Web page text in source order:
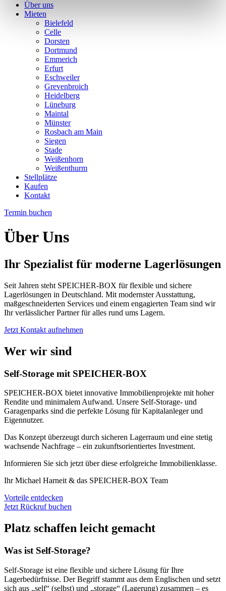
Über uns
Mieten
Bielefeld
Celle
Dorsten
Dortmund
Emmerich
Erfurt
Eschweiler
Grevenbroich
Heidelberg
Lüneburg
Maintal
Münster
Rosbach am Main
Siegen
Stade
Weißenhorn
Weißenthurm
Stellplätze
Kaufen
Kontakt
Termin buchen
Über Uns
Ihr Spezialist für moderne Lagerlösungen
Seit Jahren steht SPEICHER-BOX für flexible und sichere
Lagerlösungen in Deutschland. Mit modernster Ausstattung,
maßgeschneiderten Services und einem engagierten Team sind wir
Ihr verlässlicher Partner für alles rund ums Lagern.
Jetzt Kontakt aufnehmen
Wer wir sind
Self-Storage mit SPEICHER-BOX
SPEICHER-BOX bietet innovative Immobilienprojekte mit hoher
Rendite und minimalem Aufwand. Unsere Self-Storage- und
Garagenparks sind die perfekte Lösung für Kapitalanleger und
Eigennutzer.
Das Konzept überzeugt durch sicheren Lagerraum und eine stetig
wachsende Nachfrage – ein zukunftsorientiertes Investment.
Informieren Sie sich jetzt über diese erfolgreiche Immobilienklasse.
Ihr Michael Harneit & das SPEICHER-BOX Team
Vorteile entdecken
Jetzt Rückruf buchen
Platz schaffen leicht gemacht
Was ist Self-Storage?
Self-Storage ist eine flexible und sichere Lösung für Ihre
Lagerbedürfnisse. Der Begriff stammt aus dem Englischen und setzt
sich aus „self“ (selbst) und „storage“ (Lagerung) zusammen – es